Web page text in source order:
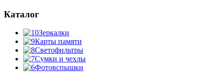
Каталог
Зеркалки
Карты памяти
Светофильтры
Сумки и чехлы
Фотовспышки